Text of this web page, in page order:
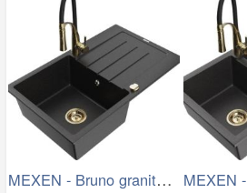
MEXEN - Bruno granitový dřez s…